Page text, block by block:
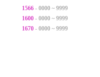
1566- 0000 ~ 9999
1600- 0000 ~ 9999
1670- 0000 ~ 9999